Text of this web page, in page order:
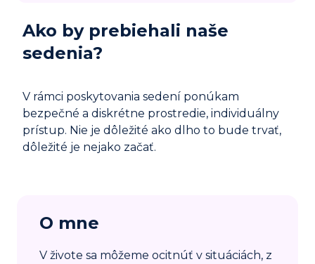
Ako by prebiehali naše
sedenia?
V rámci poskytovania sedení ponúkam
bezpečné a diskrétne prostredie, individuálny
prístup. Nie je dôležité ako dlho to bude trvať,
dôležité je nejako začať.
O mne
V živote sa môžeme ocitnúť v situáciách, z